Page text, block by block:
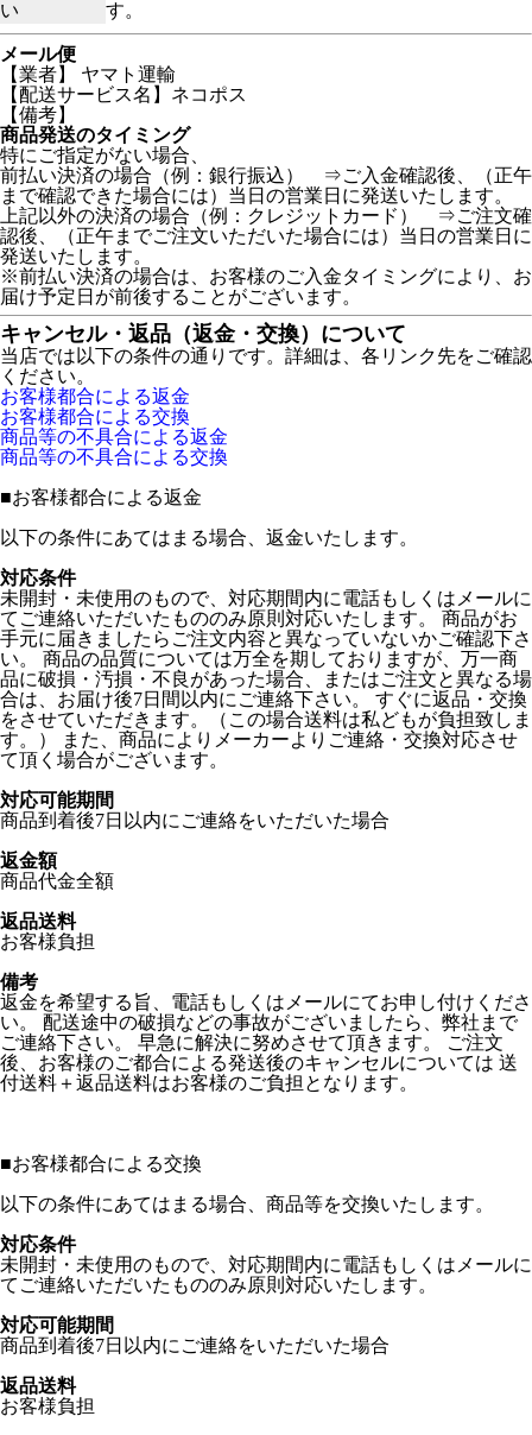
い す。
メール便
【業者】 ヤマト運輸
【配送サービス名】ネコポス
【備考】
商品発送のタイミング
特にご指定がない場合、
前払い決済の場合（例：銀行振込） ⇒ご入金確認後、（正午
まで確認できた場合には）当日の営業日に発送いたします。
上記以外の決済の場合（例：クレジットカード） ⇒ご注文確
認後、（正午までご注文いただいた場合には）当日の営業日に
発送いたします。
※前払い決済の場合は、お客様のご入金タイミングにより、お
届け予定日が前後することがございます。
キャンセル・返品（返金・交換）について
当店では以下の条件の通りです。詳細は、各リンク先をご確認
ください。
お客様都合による返金
お客様都合による交換
商品等の不具合による返金
商品等の不具合による交換
■お客様都合による返金
以下の条件にあてはまる場合、返金いたします。
対応条件
未開封・未使用のもので、対応期間内に電話もしくはメールに
てご連絡いただいたもののみ原則対応いたします。 商品がお
手元に届きましたらご注文内容と異なっていないかご確認下さ
い。 商品の品質については万全を期しておりますが、万一商
品に破損・汚損・不良があった場合、またはご注文と異なる場
合は、お届け後7日間以内にご連絡下さい。 すぐに返品・交換
をさせていただきます。（この場合送料は私どもが負担致しま
す。） また、商品によりメーカーよりご連絡・交換対応させ
て頂く場合がございます。
対応可能期間
商品到着後7日以内にご連絡をいただいた場合
返金額
商品代金全額
返品送料
お客様負担
備考
返金を希望する旨、電話もしくはメールにてお申し付けくださ
い。 配送途中の破損などの事故がございましたら、弊社まで
ご連絡下さい。 早急に解決に努めさせて頂きます。 ご注文
後、お客様のご都合による発送後のキャンセルについては 送
付送料＋返品送料はお客様のご負担となります。
■お客様都合による交換
以下の条件にあてはまる場合、商品等を交換いたします。
対応条件
未開封・未使用のもので、対応期間内に電話もしくはメールに
てご連絡いただいたもののみ原則対応いたします。
対応可能期間
商品到着後7日以内にご連絡をいただいた場合
返品送料
お客様負担